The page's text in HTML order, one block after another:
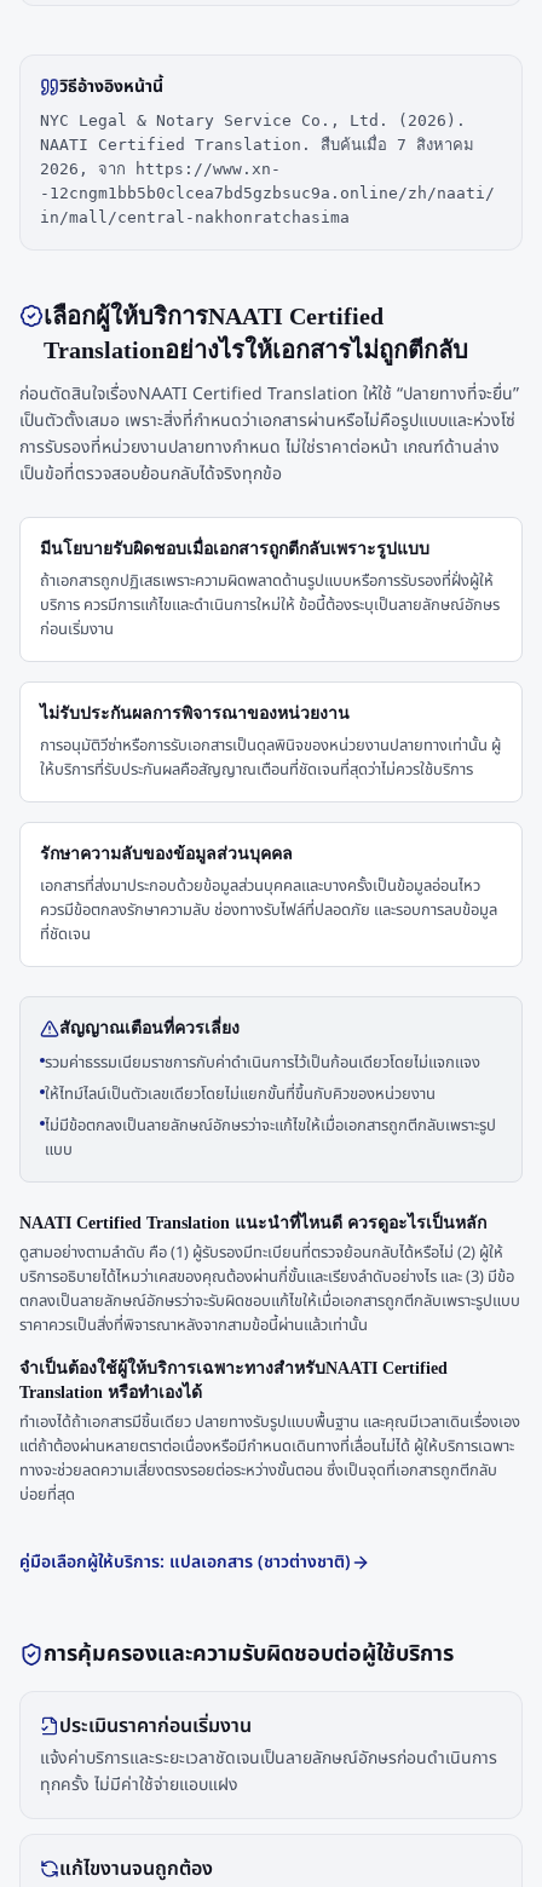
วิธีอ้างอิงหน้านี้
NYC Legal & Notary Service Co., Ltd. (2026).
NAATI Certified Translation. สืบค้นเมื่อ 7 สิงหาคม
2026, จาก https://www.xn-
-12cngm1bb5b0clcea7bd5gzbsuc9a.online/zh/naati/
in/mall/central-nakhonratchasima
เลือกผู้ให้บริการNAATI Certified
Translationอย่างไรให้เอกสารไม่ถูกตีกลับ
ก่อนตัดสินใจเรื่องNAATI Certified Translation ให้ใช้ “ปลายทางที่จะยื่น”
เป็นตัวตั้งเสมอ เพราะสิ่งที่กำหนดว่าเอกสารผ่านหรือไม่คือรูปแบบและห่วงโซ่
การรับรองที่หน่วยงานปลายทางกำหนด ไม่ใช่ราคาต่อหน้า เกณฑ์ด้านล่าง
เป็นข้อที่ตรวจสอบย้อนกลับได้จริงทุกข้อ
มีนโยบายรับผิดชอบเมื่อเอกสารถูกตีกลับเพราะรูปแบบ
ถ้าเอกสารถูกปฏิเสธเพราะความผิดพลาดด้านรูปแบบหรือการรับรองที่ฝั่งผู้ให้
บริการ ควรมีการแก้ไขและดำเนินการใหม่ให้ ข้อนี้ต้องระบุเป็นลายลักษณ์อักษร
ก่อนเริ่มงาน
ไม่รับประกันผลการพิจารณาของหน่วยงาน
การอนุมัติวีซ่าหรือการรับเอกสารเป็นดุลพินิจของหน่วยงานปลายทางเท่านั้น ผู้
ให้บริการที่รับประกันผลคือสัญญาณเตือนที่ชัดเจนที่สุดว่าไม่ควรใช้บริการ
รักษาความลับของข้อมูลส่วนบุคคล
เอกสารที่ส่งมาประกอบด้วยข้อมูลส่วนบุคคลและบางครั้งเป็นข้อมูลอ่อนไหว
ควรมีข้อตกลงรักษาความลับ ช่องทางรับไฟล์ที่ปลอดภัย และรอบการลบข้อมูล
ที่ชัดเจน
สัญญาณเตือนที่ควรเลี่ยง
รวมค่าธรรมเนียมราชการกับค่าดำเนินการไว้เป็นก้อนเดียวโดยไม่แจกแจง
ให้ไทม์ไลน์เป็นตัวเลขเดียวโดยไม่แยกขั้นที่ขึ้นกับคิวของหน่วยงาน
ไม่มีข้อตกลงเป็นลายลักษณ์อักษรว่าจะแก้ไขให้เมื่อเอกสารถูกตีกลับเพราะรูป
แบบ
NAATI Certified Translation แนะนำที่ไหนดี ควรดูอะไรเป็นหลัก
ดูสามอย่างตามลำดับ คือ (1) ผู้รับรองมีทะเบียนที่ตรวจย้อนกลับได้หรือไม่ (2) ผู้ให้
บริการอธิบายได้ไหมว่าเคสของคุณต้องผ่านกี่ขั้นและเรียงลำดับอย่างไร และ (3) มีข้อ
ตกลงเป็นลายลักษณ์อักษรว่าจะรับผิดชอบแก้ไขให้เมื่อเอกสารถูกตีกลับเพราะรูปแบบ
ราคาควรเป็นสิ่งที่พิจารณาหลังจากสามข้อนี้ผ่านแล้วเท่านั้น
จำเป็นต้องใช้ผู้ให้บริการเฉพาะทางสำหรับNAATI Certified
Translation หรือทำเองได้
ทำเองได้ถ้าเอกสารมีชิ้นเดียว ปลายทางรับรูปแบบพื้นฐาน และคุณมีเวลาเดินเรื่องเอง
แต่ถ้าต้องผ่านหลายตราต่อเนื่องหรือมีกำหนดเดินทางที่เลื่อนไม่ได้ ผู้ให้บริการเฉพาะ
ทางจะช่วยลดความเสี่ยงตรงรอยต่อระหว่างขั้นตอน ซึ่งเป็นจุดที่เอกสารถูกตีกลับ
บ่อยที่สุด
คู่มือเลือกผู้ให้บริการ: แปลเอกสาร (ชาวต่างชาติ)
การคุ้มครองและความรับผิดชอบต่อผู้ใช้บริการ
ประเมินราคาก่อนเริ่มงาน
แจ้งค่าบริการและระยะเวลาชัดเจนเป็นลายลักษณ์อักษรก่อนดำเนินการ
ทุกครั้ง ไม่มีค่าใช้จ่ายแอบแฝง
แก้ไขงานจนถูกต้อง